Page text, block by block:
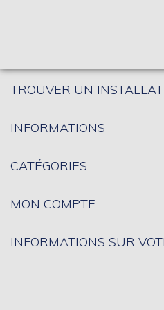
TROUVER UN
INFORMATIONS
CATÉGORIES
MON COMPTE
INFORMATIONS SUR